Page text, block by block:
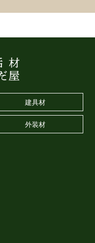
建具材
外装材